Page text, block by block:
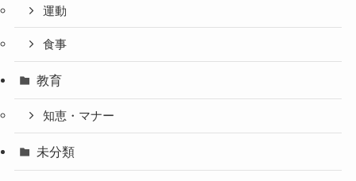
運動
食事
教育
知恵・マナー
未分類